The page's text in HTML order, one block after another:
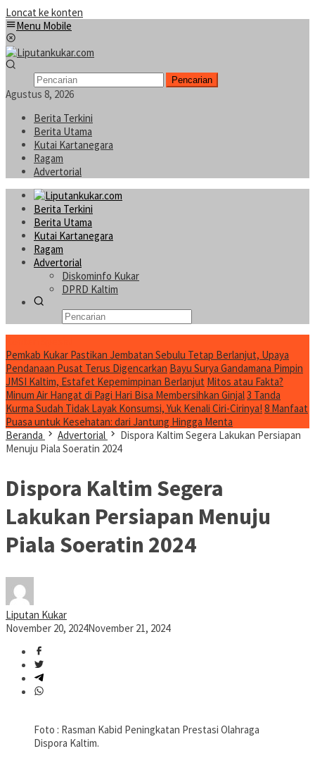
Loncat ke konten
Menu Mobile
Pencarian
Agustus 8, 2026
Berita Terkini
Berita Utama
Kutai Kartanegara
Ragam
Advertorial
Berita Terkini
Berita Utama
Kutai Kartanegara
Ragam
Advertorial
Diskominfo Kukar
DPRD Kaltim
Pemkab Kukar Pastikan Jembatan Sebulu Tetap Berlanjut, Upaya
Pendanaan Pusat Terus Digencarkan Bayu Surya Gandamana Pimpin
JMSI Kaltim, Estafet Kepemimpinan Berlanjut Mitos atau Fakta?
Minum Air Hangat di Pagi Hari Bisa Membersihkan Ginjal3 Tanda
Kurma Sudah Tidak Layak Konsumsi, Yuk Kenali Ciri-Cirinya! 8 Manfaat
Puasa untuk Kesehatan: dari Jantung Hingga Menta
Beranda
Advertorial
Dispora Kaltim Segera Lakukan Persiapan
Menuju Piala Soeratin 2024
Dispora Kaltim Segera
Lakukan Persiapan Menuju
Piala Soeratin 2024
Liputan Kukar
November 20, 2024November 21, 2024
Foto : Rasman Kabid Peningkatan Prestasi Olahraga
Dispora Kaltim.